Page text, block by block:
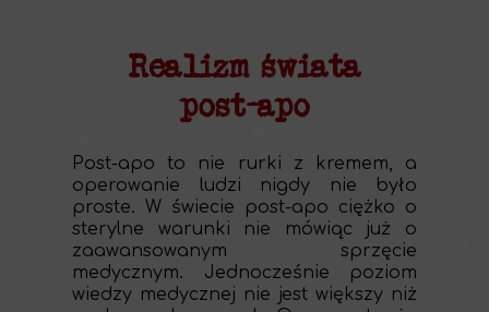
Post-apo to nie rurki z kremem, a
operowanie ludzi nigdy nie było
proste. W świecie post-apo ciężko o
sterylne warunki nie mówiąc już o
zaawansowanym sprzęcie
medycznym. Jednocześnie poziom
wiedzy medycznej nie jest większy niż
Realizm świata
post-apo